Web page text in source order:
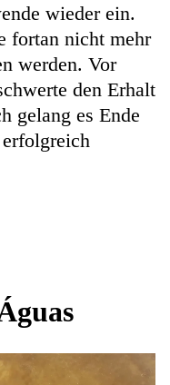
wieder ein.
fortan nicht mehr
werden. Vor
den Erhalt
gelang es Ende